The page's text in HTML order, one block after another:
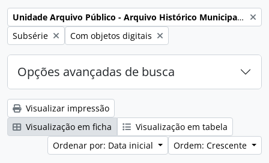
Remover filtro:
Unidade Arquivo Público - Arquivo Histórico Municipal João Spadari Adami
Remover filtro:
Subsérie Remover filtro:
Com objetos digitais
Opções avançadas de busca
Visualizar impressão
Visualização em ficha
Visualização em tabela
Ordenar por: Data inicial
Ordem: Crescente